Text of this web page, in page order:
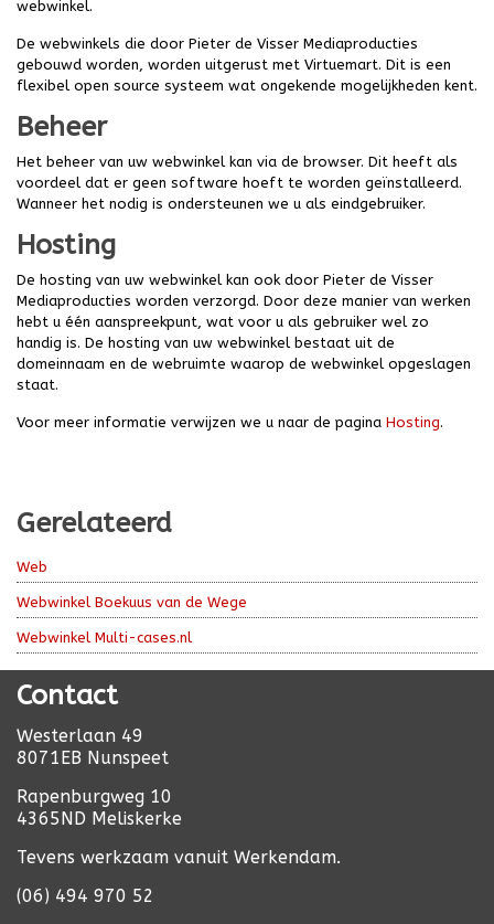
webwinkel.
De webwinkels die door Pieter de Visser Mediaproducties
gebouwd worden, worden uitgerust met Virtuemart. Dit is een
flexibel open source systeem wat ongekende mogelijkheden kent.
Beheer
Het beheer van uw webwinkel kan via de browser. Dit heeft als
voordeel dat er geen software hoeft te worden geïnstalleerd.
Wanneer het nodig is ondersteunen we u als eindgebruiker.
Hosting
De hosting van uw webwinkel kan ook door Pieter de Visser
Mediaproducties worden verzorgd. Door deze manier van werken
hebt u één aanspreekpunt, wat voor u als gebruiker wel zo
handig is. De hosting van uw webwinkel bestaat uit de
domeinnaam en de webruimte waarop de webwinkel opgeslagen
staat.
Voor meer informatie verwijzen we u naar de pagina Hosting.
Gerelateerd
Web
Webwinkel Boekuus van de Wege
Webwinkel Multi-cases.nl
Contact
Westerlaan 49
8071EB Nunspeet
Rapenburgweg 10
4365ND Meliskerke
Tevens werkzaam vanuit Werkendam.
(06) 494 970 52